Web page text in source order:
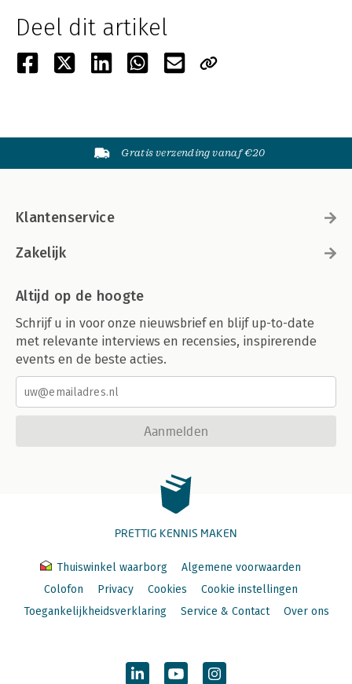
Deel dit artikel
Gratis verzending vanaf €20
Klantenservice
Zakelijk
Altijd op de hoogte
Schrijf u in voor onze nieuwsbrief en blijf up-to-date
met relevante interviews en recensies, inspirerende
events en de beste acties.
Aanmelden
PRETTIG KENNIS MAKEN
Thuiswinkel waarborg
Algemene voorwaarden
Colofon
Privacy Cookies
Cookie instellingen
Toegankelijkheidsverklaring
Service & Contact Over ons